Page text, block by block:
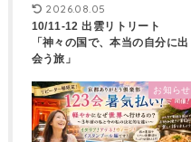
2026.08.05
10/11-12 出雲リトリート
「神々の国で、本当の自分に出
会う旅」
お知らせ